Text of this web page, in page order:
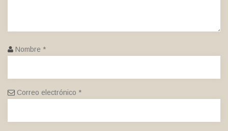
Nombre *
Correo electrónico *